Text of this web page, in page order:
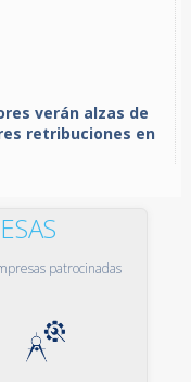
verán alzas de
retribuciones en
patrocinadas